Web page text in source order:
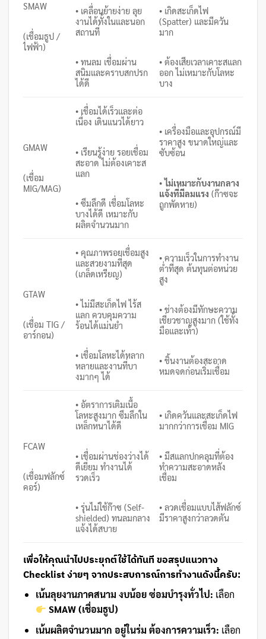
SMAW
(เชื่อมธูป /
ไฟฟ้า)
• เคลื่อนย้ายง่าย ลุย
งานได้ทั้งในและนอก
สถานที่
• ทนลม เชื่อมผ่าน
สนิมและคราบสกปรก
ได้ดี
• เกิดสะเก็ดไฟ
(Spatter) และมีควัน
มาก
• ต้องเสียเวลาเคาะสแลก
ออก ไม่เหมาะกับโลหะ
บาง
GMAW
(เชื่อม
MIG/MAG)
• เชื่อมได้เร็วและต่อ
เนื่อง เดินแนวได้ยาว
• เรียนรู้ง่าย รอยเชื่อม
สะอาด ไม่ต้องเคาะส
แลก
• ซึมลึกดี เชื่อมโลหะ
บางได้ดี เหมาะกับ
ผลิตจำนวนมาก
• เครื่องมือและอุปกรณ์มี
ราคาสูง ขนาดใหญ่และ
ซับซ้อน
•ไม่เหมาะกับงานกลาง
แจ้งที่มีลมแรง (ก๊าซจะ
ถูกพัดหาย)
GTAW
(เชื่อม TIG /
อาร์กอน)
• คุณภาพรอยเชื่อมสูง
และสวยงามที่สุด
(เกล็ดเหรียญ)
• ไม่มีสะเก็ดไฟ ไร้ส
แลก ควบคุมความ
ร้อนได้แม่นยำ
• เชื่อมโลหะได้หลาก
หลายและงานที่บา
งมากๆ ได้
• ความเร็วในการทำงาน
ต่ำที่สุด ต้นทุนต่อหน่วย
สูง
• ช่างต้องมีทักษะความ
เชี่ยวชาญสูงมาก (ใช้ทั้ง
มือและเท้า)
• ชิ้นงานต้องสะอาด
หมดจดก่อนเริ่มเชื่อม
FCAW
(เชื่อมฟลักซ์
คอร์)
• อัตราการเติมเนื้อ
โลหะสูงมาก ซึมลึกใน
เหล็กหนาได้ดี
• เชื่อมผ่านช่องว่างได้
ดีเยี่ยม ทำงานได้
รวดเร็ว
• รุ่นไม่ใช้ก๊าซ (Self-
shielded) ทนลมกลาง
แจ้งได้สบาย
• เกิดควันและสะเก็ดไฟ
มากกว่าการเชื่อม MIG
• มีสแลกปกคลุมที่ต้อง
ทำความสะอาดหลัง
เชื่อม
• ลวดเชื่อมแบบไส้ฟลักซ์
มีราคาสูงกว่าลวดตัน
เพื่อให้คุณนำไปประยุกต์ใช้ได้ทันที ขอสรุปแนวทาง
Checklist ง่ายๆ จากประสบการณ์การทำงานดังนี้ครับ:
เน้นลุยงานภาคสนาม งบน้อย ซ่อมบำรุงทั่วไป: เลือก
SMAW (เชื่อมธูป)
เน้นผลิตจำนวนมาก อยู่ในร่ม ต้องการความเร็ว: เลือก